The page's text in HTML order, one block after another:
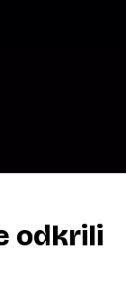
odkrili